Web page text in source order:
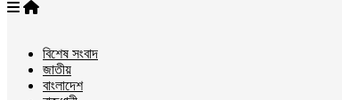
বিশেষ সংবাদ
জাতীয়
বাংলাদেশ